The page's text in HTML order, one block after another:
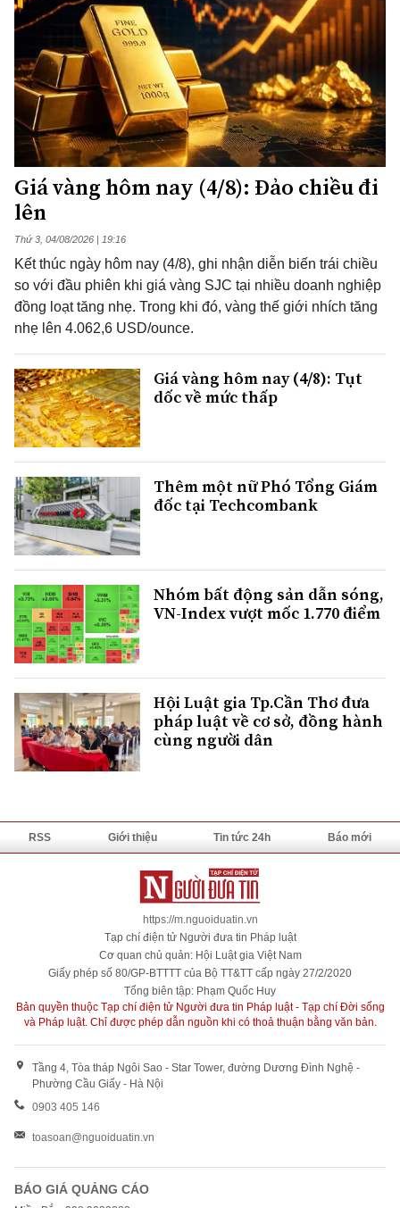
Giá vàng hôm nay (4/8): Đảo chiều đi
lên
Thứ 3, 04/08/2026 | 19:16
Kết thúc ngày hôm nay (4/8), ghi nhận diễn biến trái chiều
so với đầu phiên khi giá vàng SJC tại nhiều doanh nghiệp
đồng loạt tăng nhẹ. Trong khi đó, vàng thế giới nhích tăng
nhẹ lên 4.062,6 USD/ounce.
Giá vàng hôm nay (4/8): Tụt
dốc về mức thấp
Thêm một nữ Phó Tổng Giám
đốc tại Techcombank
Nhóm bất động sản dẫn sóng,
VN-Index vượt mốc 1.770 điểm
Hội Luật gia Tp.Cần Thơ đưa
pháp luật về cơ sở, đồng hành
cùng người dân
RSS Giới thiệu Tin tức 24h Báo mới
https://m.nguoiduatin.vn
Tạp chí điện tử Người đưa tin Pháp luật
Cơ quan chủ quản: Hội Luật gia Việt Nam
Giấy phép số 80/GP-BTTTT của Bộ TT&TT cấp ngày 27/2/2020
Tổng biên tập: Phạm Quốc Huy
Bản quyền thuộc Tạp chí điện tử Người đưa tin Pháp luật - Tạp chí Đời sống
và Pháp luật. Chỉ được phép dẫn nguồn khi có thoả thuận bằng văn bản.
Tầng 4, Tòa tháp Ngôi Sao - Star Tower, đường Dương Đình Nghệ -
Phường Cầu Giấy - Hà Nội
0903 405 146
toasoan@nguoiduatin.vn
BÁO GIÁ QUẢNG CÁO